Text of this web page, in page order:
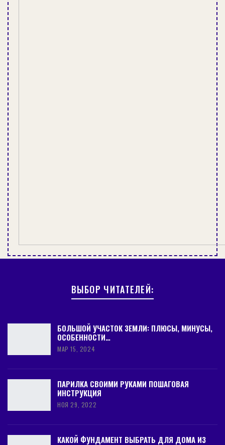
ВЫБОР ЧИТАТЕЛЕЙ:
БОЛЬШОЙ УЧАСТОК ЗЕМЛИ: ПЛЮСЫ, МИНУСЫ,
ОСОБЕННОСТИ…
МАР 15, 2024
ПАРИЛКА СВОИМИ РУКАМИ ПОШАГОВАЯ
ИНСТРУКЦИЯ
НОЯ 29, 2022
КАКОЙ ФУНДАМЕНТ ВЫБРАТЬ ДЛЯ ДОМА ИЗ